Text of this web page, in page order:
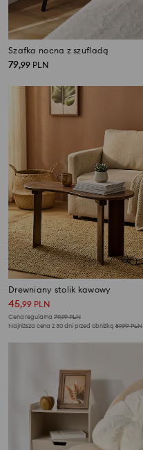
Szafka nocna z szufladą
79,99 PLN
Drewniany stolik kawowy
45,99 PLN
Cena regularna 79,99PLN
Najniższa cena z 30 dni przed obniżką 59,99PLN